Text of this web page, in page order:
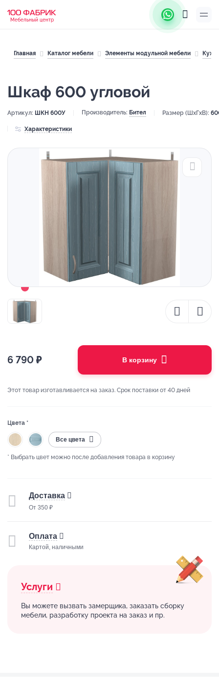
Мебельный центр
Главная Каталог мебели Элементы модульной мебели
Шкаф 600 угловой
Артикул: ШКН 600У Производитель: Бител Размер (ШхГхВ):
Характеристики
6 790 ₽ В корзину
Этот товар изготавливается на заказ. Срок поставки от 40 дней
Цвета *
Все цвета
* Выбрать цвет можно после добавления товара в корзину
Доставка
От 350 ₽
Оплата
Картой, наличными
Услуги
Вы можете вызвать замерщика, заказать сборку
мебели, разработку проекта на заказ и пр.